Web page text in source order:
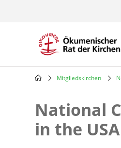
Mitgliedskirchen
National
in the USA